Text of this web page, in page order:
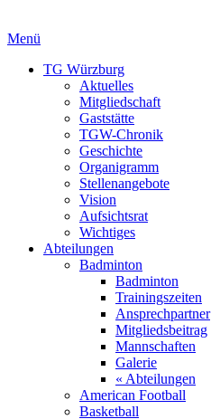
Menü
TG Würzburg
Aktuelles
Mitgliedschaft
Gaststätte
TGW-Chronik
Geschichte
Organigramm
Stellenangebote
Vision
Aufsichtsrat
Wichtiges
Abteilungen
Badminton
Badminton
Trainingszeiten
Ansprechpartner
Mitgliedsbeitrag
Mannschaften
Galerie
« Abteilungen
American Football
Basketball